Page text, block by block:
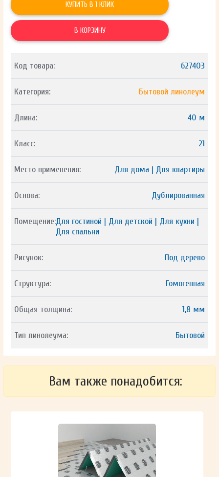
КУПИТЬ В 1 КЛИК
В КОРЗИНУ
Код товара: 627403
Категория: Бытовой линолеум
Длина: 40 м
Класс: 21
Место применения: Для дома | Для квартиры
Основа: Дублированная
Помещение:Для гостиной | Для детской | Для кухни |
Для спальни
Рисунок: Под дерево
Структура: Гомогенная
Общая толщина: 1,8 мм
Тип линолеума: Бытовой
Вам также понадобится: